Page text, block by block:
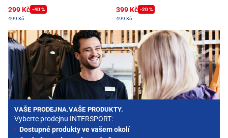
299 Kč -40 %
499 Kč
399 Kč -20 %
499 Kč
VAŠE PRODEJNA.VAŠE PRODUKTY.
Vyberte prodejnu INTERSPORT:
Dostupné produkty ve vašem okolí